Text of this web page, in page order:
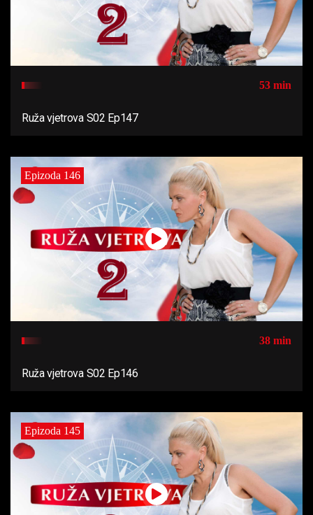
53 min
Ruža vjetrova S02 Ep147
Epizoda 146
38 min
Ruža vjetrova S02 Ep146
Epizoda 145